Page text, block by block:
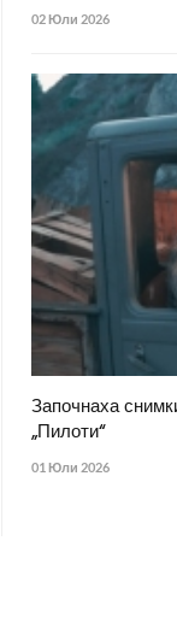
02 Юли 2026
Започнаха
„Пилоти“
01 Юли 2026